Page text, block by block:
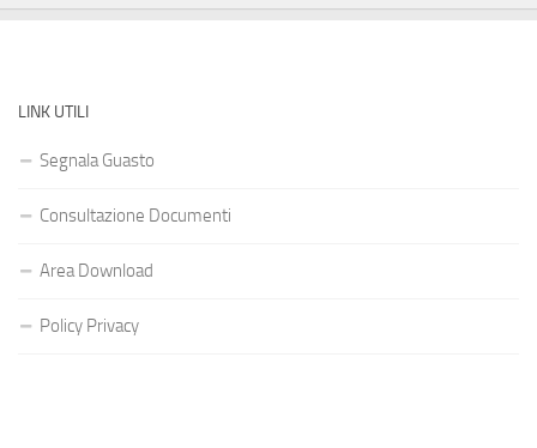
LINK UTILI
Segnala Guasto
Consultazione Documenti
Area Download
Policy Privacy